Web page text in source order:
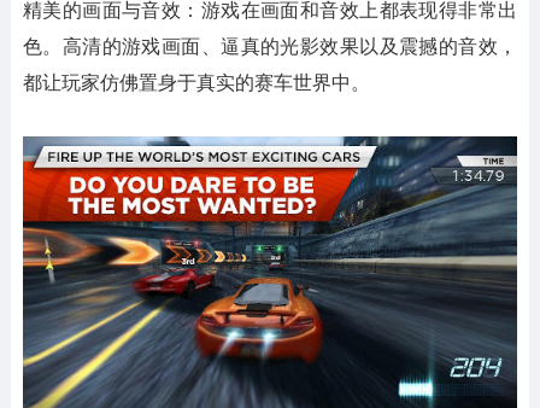
精美的画面与音效：游戏在画面和音效上都表现得非常出
色。高清的游戏画面、逼真的光影效果以及震撼的音效，
都让玩家仿佛置身于真实的赛车世界中。